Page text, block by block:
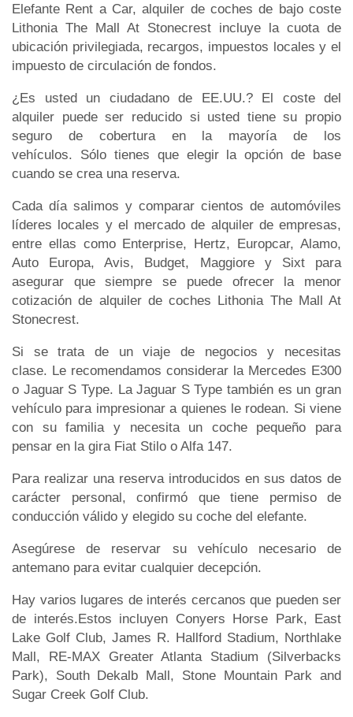
Elefante Rent a Car, alquiler de coches de bajo coste
Lithonia The Mall At Stonecrest incluye la cuota de
ubicación privilegiada, recargos, impuestos locales y el
impuesto de circulación de fondos.
¿Es usted un ciudadano de EE.UU.? El coste del
alquiler puede ser reducido si usted tiene su propio
seguro de cobertura en la mayoría de los
vehículos. Sólo tienes que elegir la opción de base
cuando se crea una reserva.
Cada día salimos y comparar cientos de automóviles
líderes locales y el mercado de alquiler de empresas,
entre ellas como Enterprise, Hertz, Europcar, Alamo,
Auto Europa, Avis, Budget, Maggiore y Sixt para
asegurar que siempre se puede ofrecer la menor
cotización de alquiler de coches Lithonia The Mall At
Stonecrest.
Si se trata de un viaje de negocios y necesitas
clase. Le recomendamos considerar la Mercedes E300
o Jaguar S Type. La Jaguar S Type también es un gran
vehículo para impresionar a quienes le rodean. Si viene
con su familia y necesita un coche pequeño para
pensar en la gira Fiat Stilo o Alfa 147.
Para realizar una reserva introducidos en sus datos de
carácter personal, confirmó que tiene permiso de
conducción válido y elegido su coche del elefante.
Asegúrese de reservar su vehículo necesario de
antemano para evitar cualquier decepción.
Hay varios lugares de interés cercanos que pueden ser
de interés.Estos incluyen Conyers Horse Park, East
Lake Golf Club, James R. Hallford Stadium, Northlake
Mall, RE-MAX Greater Atlanta Stadium (Silverbacks
Park), South Dekalb Mall, Stone Mountain Park and
Sugar Creek Golf Club.